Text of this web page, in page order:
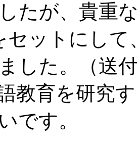
たが、貴重
セットにし
した。（送
教育を研究
です。